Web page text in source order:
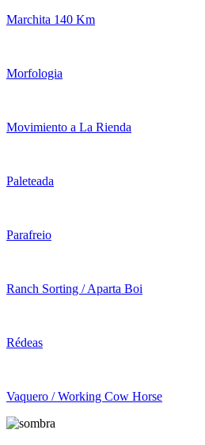
Marchita 140 Km
Morfologia
Movimiento a La Rienda
Paleteada
Parafreio
Ranch Sorting / Aparta Boi
Rédeas
Vaquero / Working Cow Horse